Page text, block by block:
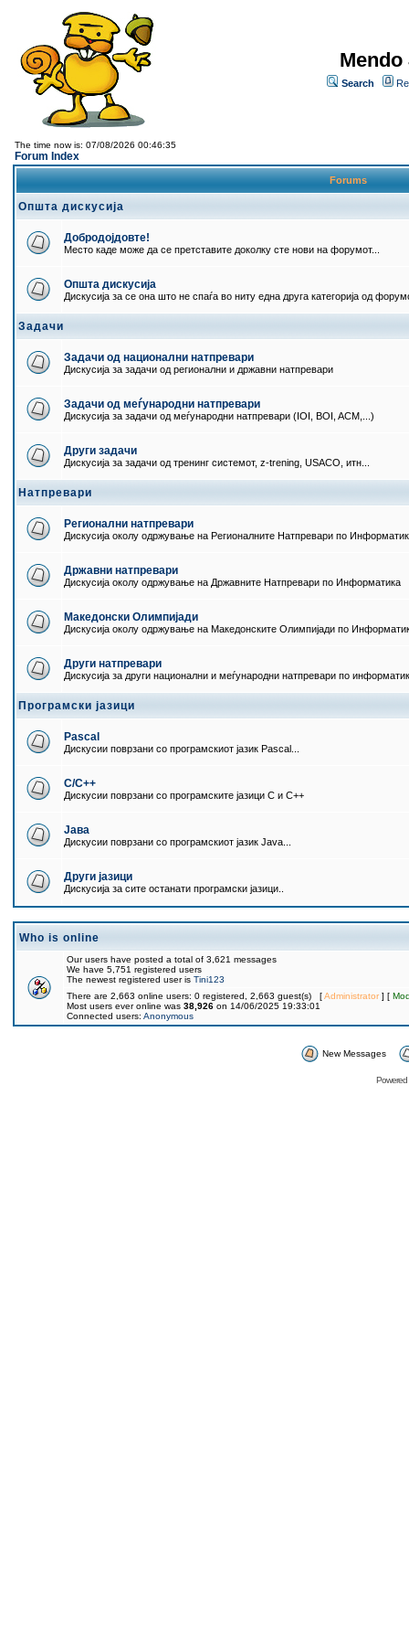
Search
The time now is: 07/08/2026 00:46:35
Forum Index
Forums
Општа дискусија
Добродојдовте!
Место каде може да се претставите доколку сте нови на форумот...
Општа дискусија
Дискусија за се она што не спаѓа во ниту една друга категорија од
Задачи
Задачи од национални натпревари
Дискусија за задачи од регионални и државни натпревари
Задачи од меѓународни натпревари
Дискусија за задачи од меѓународни натпревари (IOI, BOI, ACM,...)
Други задачи
Дискусија за задачи од тренинг системот, z-trening, USACO, итн...
Натпревари
Регионални натпревари
Дискусија околу одржување на Регионалните Натпревари по
Државни натпревари
Дискусија околу одржување на Државните Натпревари по Информатика
Македонски Олимпијади
Дискусија околу одржување на Македонските Олимпијади по
Други натпревари
Дискусија за други национални и меѓународни натпревари по
Програмски јазици
Pascal
Дискусии поврзани со програмскиот јазик Pascal...
C/C++
Дискусии поврзани со програмските јазици C и C++
Јава
Дискусии поврзани со програмскиот јазик Java...
Други јазици
Дискусија за сите останати програмски јазици..
Who is online
Our users have posted a total of 3,621 messages
We have 5,751 registered users
The newest registered user is Tini123
There are 2,663 online users: 0 registered, 2,663 guest(s) [Administrator] [
Most users ever online was 38,926 on 14/06/2025 19:33:01
Connected users: Anonymous
New Messages